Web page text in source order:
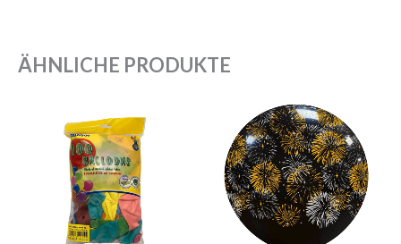
ÄHNLICHE PRODUKTE